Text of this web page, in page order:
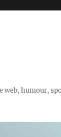
web, humour,